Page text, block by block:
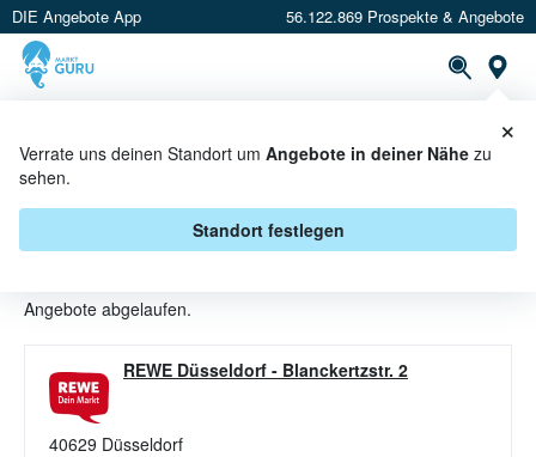
DIE Angebote App 56.122.869 Prospekte & Angebote
Verrate uns deinen Standort um Angebote in deiner Nähe zu
sehen.
Standort festlegen
×
DESSERTS ANGEBOTE &
AKTIONEN BEI REWE DORTMUND
Angebote abgelaufen.
REWE Düsseldorf - Blanckertzstr. 2
40629 Düsseldorf